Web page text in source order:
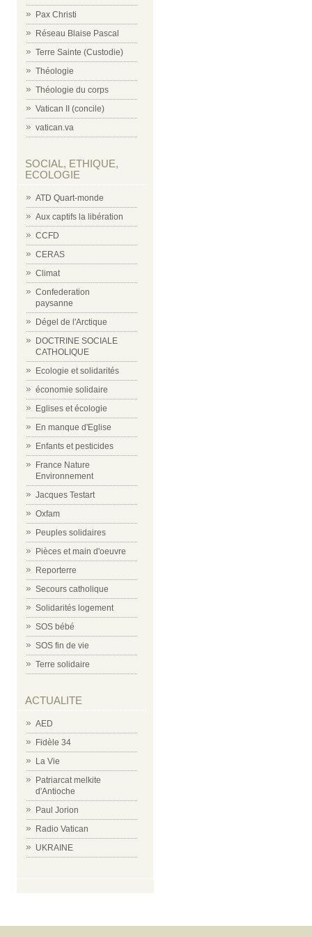
Pax Christi
Réseau Blaise Pascal
Terre Sainte (Custodie)
Théologie
Théologie du corps
Vatican II (concile)
vatican.va
SOCIAL, ETHIQUE,
ECOLOGIE
ATD Quart-monde
Aux captifs la libération
CCFD
CERAS
Climat
Confederation
paysanne
Dégel de l'Arctique
DOCTRINE SOCIALE
CATHOLIQUE
Ecologie et solidarités
économie solidaire
Eglises et écologie
En manque d'Eglise
Enfants et pesticides
France Nature
Environnement
Jacques Testart
Oxfam
Peuples solidaires
Pièces et main d'oeuvre
Reporterre
Secours catholique
Solidarités logement
SOS bébé
SOS fin de vie
Terre solidaire
ACTUALITE
AED
Fidèle 34
La Vie
Patriarcat melkite
d'Antioche
Paul Jorion
Radio Vatican
UKRAINE